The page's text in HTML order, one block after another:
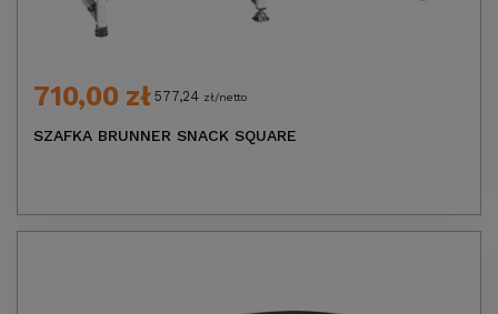
710,00 zł 577,24 zł/netto
SZAFKA BRUNNER SNACK SQUARE